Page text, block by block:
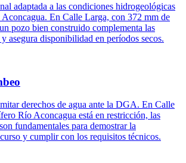
adaptada a las condiciones hidrogeológicas
En Calle Larga, con 372 mm de
pozo bien construido complementa las
asegura disponibilidad en períodos secos.
derechos de agua ante la DGA. En Calle
Río Aconcagua está en restricción, las
fundamentales para demostrar la
y cumplir con los requisitos técnicos.